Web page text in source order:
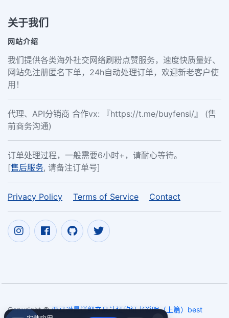
关于我们
网站介绍
我们提供各类海外社交网络刷粉点赞服务，速度快质量好、
网站免注册匿名下单，24h自动处理订单，欢迎新老客户使
用！
代理、API分销商 合作vx: 『https://t.me/buyfensi/』 (售
前商务沟通)
订单处理过程，一般需要6小时+，请耐心等待。
[售后服务, 请备注订单号]
Privacy Policy Terms of Service Contact
Copyright ©亚马逊最详细产品认证的证书说明（上篇）best